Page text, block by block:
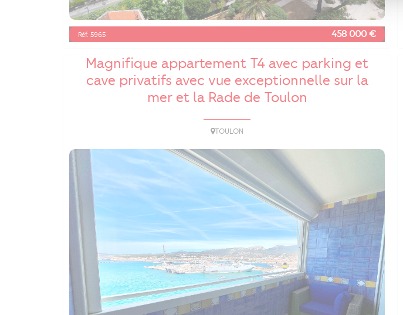
Réf. 5965 458 000 €
Magnifique appartement T4 avec parking et
cave privatifs avec vue exceptionnelle sur la
mer et la Rade de Toulon
TOULON